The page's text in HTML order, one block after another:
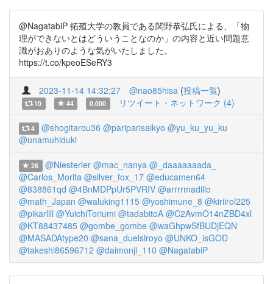
@NagatabiP 拓殖大学の教員である関野恭弘氏による、「物
理ができないとはどういうことなのか」の内容と近い問題意
識がおありのような気がいたしました。
https://t.co/kpeoESeRY3
2023-11-14 14:32:27 @nao85hisa (投稿一覧)
10 44 0.000 リツイート・ネットワーク (4)
4 @shogitarou36 @pariparisaikyo @yu_ku_yu_ku
@unamuhiduki
26 @Niesterler @mac_nanya @_daaaaaaada_
@Carlos_Morita @silver_fox_17 @educamen64
@838861qd @4BnMDPpUr5PVRIV @arrrrmadillo
@math_Japan @waluking1115 @yoshimune_8 @kiriirol225
@pikarllll @YuichiToriumi @tadabitoA @C2AvmO14nZBD4xl
@KT88437485 @gombe_gombe @waGhpwSfBUDjEQN
@MASADAtype20 @sana_duelsiroyo @UNKO_isGOD
@takeshi86596712 @daimonji_110 @NagatabiP